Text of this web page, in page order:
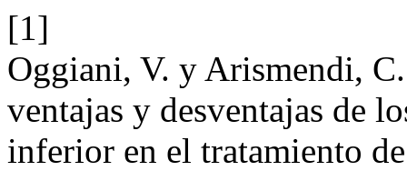
[1]
Oggiani, V. y Arismendi,
ventajas y desventajas de
inferior en el tratamiento